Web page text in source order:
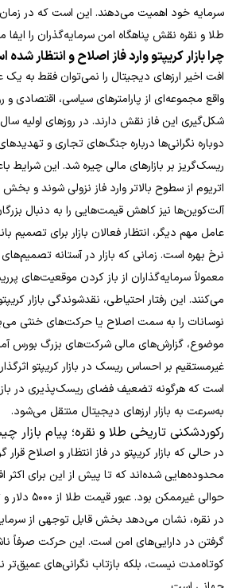
سرمایه خود اهمیت می‌دهند. این است که در
طلا و نقره نقش پناهگاه امن سرمایه‌گذران را ایفا
چرا بازار کریپتو وارد فاز اصلاح و انتظار
افت اخیر ارزهای دیجیتال را نمی‌توان فقط به
واقع مجموعه‌ای از پارامترهای سیاسی، اقتصادی و
دوباره نگرانی‌ها درباره جنگ‌های تجاری و
ریسک‌گریز بر بازارهای مالی چیره شد. این
اتریوم از سطوح بالاتر وارد فاز نزولی شوند و
آلت‌کوین‌ها نیز کاهش قیمت‌هایی را به دنبال
عامل مهم دیگر، انتظار فعالان بازار برای تصمیم
نرخ بهره است. زمانی که بازار در آستانه تصمیم‌های
معمولاً سرمایه‌گذاران از باز کردن موقعیت‌های
می‌کنند. این رفتار احتیاطی، نقدشوندگی بازار
نوسانات را به سمت اصلاح یا حرکت‌های خنثی
موضوع، گزارش‌های مالی شرکت‌های بزرگ بورس
غیرمستقیم بر احساس ریسک در بازار کریپتو
است که هرگونه تضعیف فضای ریسک‌پذیری در
به‌سرعت به بازار ارزهای دیجیتال منتقل می‌شود.
رکوردشکنی تاریخی طلا و نقره؛ پیام بازار
در حالی که بازار کریپتو در فاز انتظار و اصلاح قرار
محدوده‌هایی شده‌اند که تا پیش از این برای اکثر
حوالی
در نقره، نشان می‌دهد بخش قابل توجهی از
گرفتن در دارایی‌های امن است. این حرکت صرفاً
کوتاه‌مدت نیست، بلکه بازتاب نگرانی‌های عمیق‌تر